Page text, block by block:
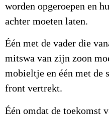
worden opgeroepen en
achter moeten laten.
Één met de vader die
mitswa van zijn zoon
mobieltje en één met de
front vertrekt.
Één omdat de toekomst